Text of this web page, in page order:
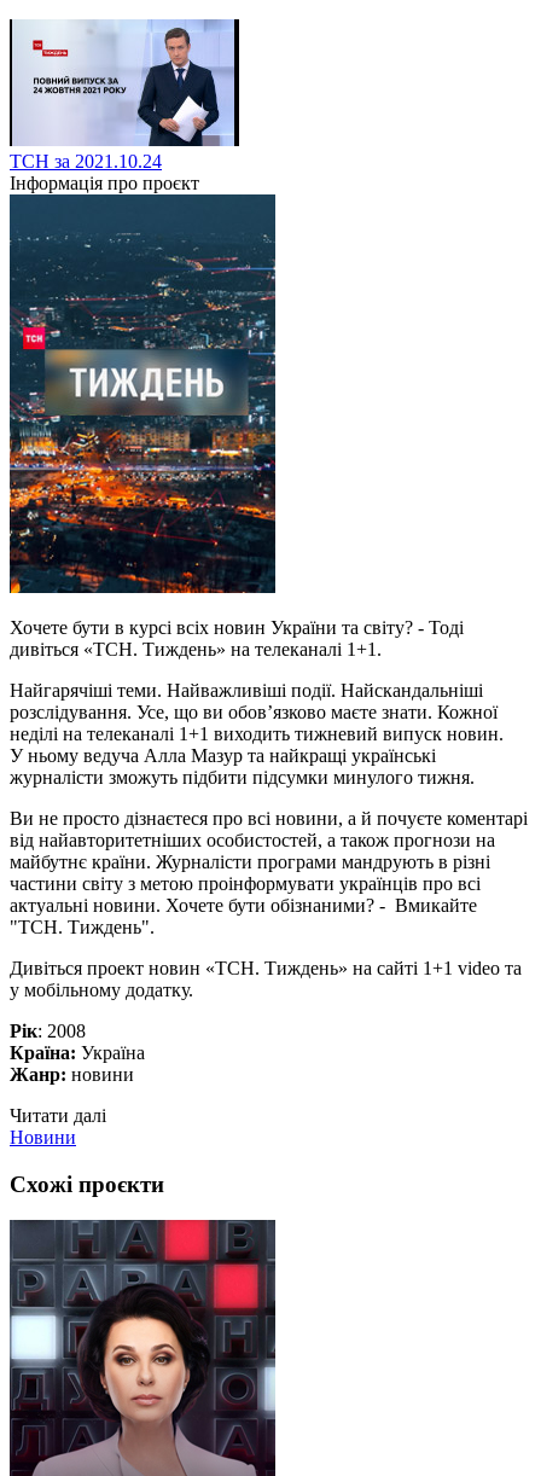
ТСН за 2021.10.24
Інформація про проєкт
Хочете бути в курсі всіх новин України та світу? - Тоді
дивіться «ТСН. Тиждень» на телеканалі 1+1.
Найгарячіші теми. Найважливіші події. Найскандальніші
розслідування. Усе, що ви обов’язково маєте знати. Кожної
неділі на телеканалі 1+1 виходить тижневий випуск новин.
У ньому ведуча Алла Мазур та найкращі українські
журналісти зможуть підбити підсумки минулого тижня.
Ви не просто дізнаєтеся про всі новини, а й почуєте коментарі
від найавторитетніших особистостей, а також прогнози на
майбутнє країни. Журналісти програми мандрують в різні
частини світу з метою проінформувати українців про всі
актуальні новини. Хочете бути обізнаними? - Вмикайте
"ТСН. Тиждень".
Дивіться проект новин «ТСН. Тиждень» на сайті 1+1 video та
у мобільному додатку.
Рік: 2008
Країна: Україна
Жанр: новини
Читати далі
Новини
Схожі проєкти